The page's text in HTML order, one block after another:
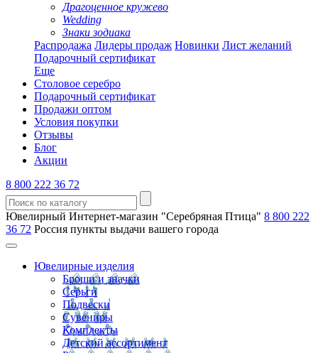
Драгоценное кружево
Wedding
Знаки зодиака
Распродажа Лидеры продаж Новинки Лист желаний
Подарочный сертификат
Еще
Столовое серебро
Подарочный сертификат
Продажи оптом
Условия покупки
Отзывы
Блог
Акции
8 800 222 36 72
Ювелирный Интернет-магазин "Серебряная Птица" 8 800 222
36 72 Россия пункты выдачи вашего города
Ювелирные изделия
Броши и значки
Серьги
Подвески
Сувениры
Комплекты
Детский ассортимент